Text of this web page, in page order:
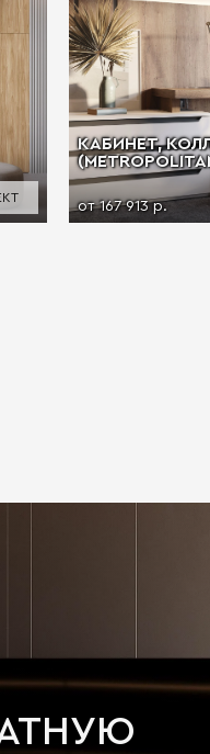
КАБИНЕТ,
от 167 913 р.